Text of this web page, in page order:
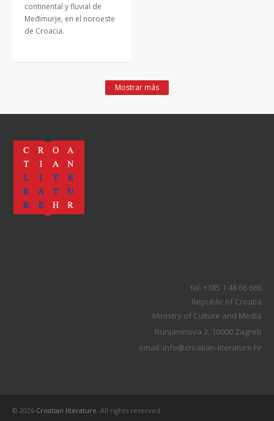
continental y fluvial de
Međimurje, en el noroeste
de Croacia.
Mostrar más
tel: +385 1 48 66 666
Republic of Croatia
Ministry of Culture and Media
Runjaninova 2, 10000 Zagreb
email: info@croatian-literature.hr
© 2026 Croatian literature. All rights reserved.